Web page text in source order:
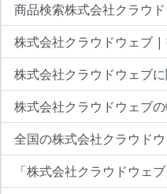
商品検索株式会社クラウ
株式会社クラウドウェブ
株式会社クラウドウェブ
株式会社クラウドウェブ
全国の株式会社クラウド
「株式会社クラウドウェ